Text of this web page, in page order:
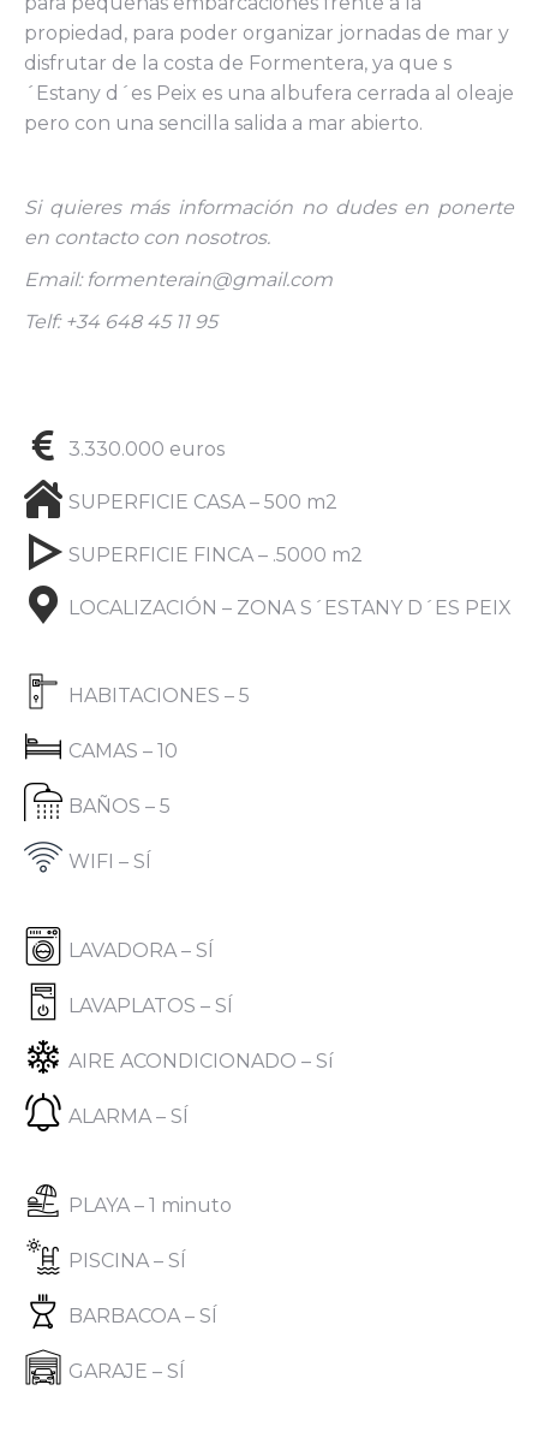
propiedad, para poder organizar jornadas de mar y
disfrutar de la costa de Formentera, ya que s
´Estany d´es Peix es una albufera cerrada al oleaje
pero con una sencilla salida a mar abierto.
Si quieres más información no dudes en ponerte
en contacto con nosotros.
Email: formenterain@gmail.com
Telf: +34 648 45 11 95
3.330.000 euros
SUPERFICIE CASA – 500 m2
SUPERFICIE FINCA – .5000 m2
LOCALIZACIÓN – ZONA S´ESTANY D´ES PEIX
HABITACIONES – 5
CAMAS – 10
BAÑOS – 5
WIFI – SÍ
LAVADORA – SÍ
LAVAPLATOS – SÍ
AIRE ACONDICIONADO – Sí
ALARMA – SÍ
PLAYA – 1 minuto
PISCINA – SÍ
BARBACOA – SÍ
GARAJE – SÍ